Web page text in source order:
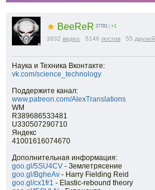
★ BeeReR 27781 +1
3832 видео 5146 постов 55 друзей
Наука и Техника Вконтакте:
vk.com/science_technology
Поддержите канал:
www.patreon.com/AlexTranslations
WM
R389686533481
U330507290710
Яндекс
41001616074670
Дополнительная информация:
goo.gl/5SU4CV - Землетрясение
goo.gl/BgheAv - Harry Fielding Reid
goo.gl/cx1fr1 - Elastic-rebound theory